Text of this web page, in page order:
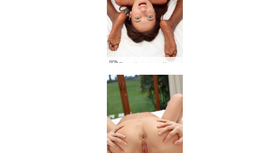
Pasukan wanita Kiki dan Valerie